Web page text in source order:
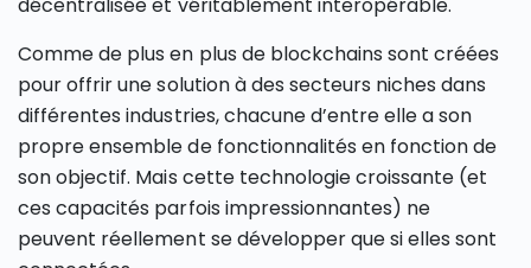
Comme de plus en plus de blockchains sont créées
pour offrir une solution à des secteurs niches dans
différentes industries, chacune d’entre elle a son
propre ensemble de fonctionnalités en fonction de
son objectif. Mais cette technologie croissante (et
ces capacités parfois impressionnantes) ne
peuvent réellement se développer que si elles sont